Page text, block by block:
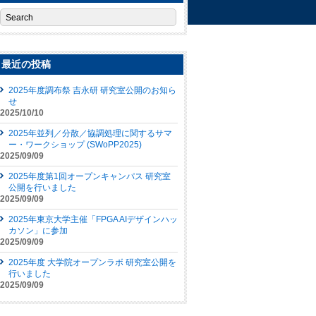
最近の投稿
2025年度調布祭 吉永研 研究室公開のお知ら
せ
2025/10/10
2025年並列／分散／協調処理に関するサマ
ー・ワークショップ (SWoPP2025)
2025/09/09
2025年度第1回オープンキャンパス 研究室
公開を行いました
2025/09/09
2025年東京大学主催「FPGA AIデザインハッ
カソン」に参加
2025/09/09
2025年度 大学院オープンラボ 研究室公開を
行いました
2025/09/09